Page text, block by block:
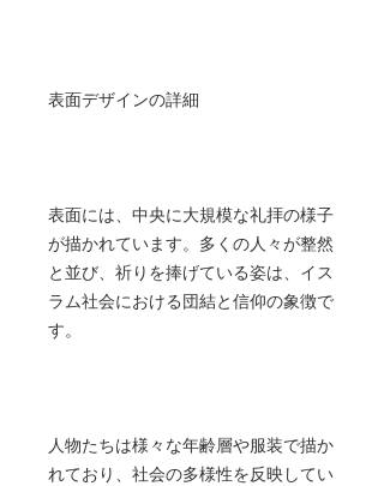
表面デザインの詳細
表面には、中央に大規模な礼拝の様子
が描かれています。多くの人々が整然
と並び、祈りを捧げている姿は、イス
ラム社会における団結と信仰の象徴で
す。
人物たちは様々な年齢層や服装で描か
れており、社会の多様性を反映してい